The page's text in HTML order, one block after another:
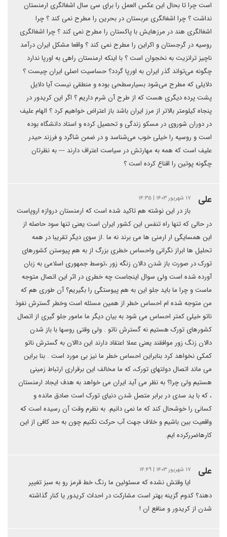
است چرا تا بحال این عکس العمل را برای سی سال اشغالگری ارمنستان
نداشت ؟ چرا اشغالگری عربستان در بحرین را مطرح نمی کند ؟ چرا
اشغالگری هند در مرزهایش با پاکستان را مطرح نمی کند ؟ چرا اشغالگری
روسیه در گرجستان و اکراین را مطرح نمی کند ؟ واقعا مشکل ایران درآمد
ناچیز ترانزیت به نخجوان است ؟ با اینکه ارمنستان راهی به اورپا ندارد
چگونه می‌تواند گذر ایران به اورپا گردد؟ حساسیت اصلی ایران چیست ؟
دلایلی که مطرح می‌شود بسیارسطحی بوده و منطقی نیست آیا دلایل
پشت پرده دیگری هست که از طرح آن شرم داریم ؟ اگر این کریدور در
پنجاه کیلومتر بالاتر از مرز ایران باشد باز اعتراض خواهیم کرد ؟ الهام علیف
در دوران شوروی در مسکو زندگی و تحصیل کرده و استاد دانشگاه بوده
است و روسیه را خیلی خوب می‌شناسد و در ضمن شاگرد و فرزند حیدر
علیف است که همه به مهارتش در سیاست اعتراف دارند --- به نظرتان
چگونه پوتین را اقناع کرده است ؟
علی ۱۷ شهریور ۱۴۰۳ | ۱۴:۳۵
باز در این نوشته هم تاکید شده است که ارمنستان دروازه اروپاست
در حالی که تنها راه تنفس این کشور ایران است یعنی تنها سود حاصله از
این همسایگی ار ارمنی ها می برند نه ما .از سوی دیگر تقریبا در همه
تحلیل ها ابراز نگرانی واحساس خطری بزرگ از به هم پیوستن کشورهای
تورک در صورت باز شدن دالان زنگه زور ،توسط جمهوری اسلامی به زبان
آورده شده است ولی سوال اینجاست چه خطری در اثر این اتصال متوجه
ماست و چرا ما باید جلو این به هم پیوستگی را بگیریم؟ آن طوری هم که
من متوجه شده ام احساس خطر از همین مسئله است وخطر گسترش نفوذ
ناتو خیلی کمتر احساس می شود به بیان دیگر ما مامور جلو گیری از اتصال
کشورهای تورک هستیم نه گسترش ناتو . ولی وقتی روسها با باز شدن
دالان زنگ زور موافقند یعنی عملا اعتقاد دارند این داالان به گسترش ناتو
کمکی نخواهد کرد بنابراین احساس خطر ما نیز بی مورد است . بنا براین
می ماند اتصال دولتهای تورک، که ما مخالف این برقراری ارتباط زمینی
هستیم ولی چرا؟ به نظر می آید ایران می خواهد به هدف ایجاد ارمنستان
، که با ید سدی در برابر متصل شدن دنیای تورک است صادق مانده و
کسانی را خوشحال کند که ما نمی دانیم. به نظرم وقت آن رسیده است که
واقعیت بین باشیم و خلاف جهت آب حرکت نکنیم چون به حد کافی از این
کارهاضررکرده ایم.
علی ۱۷ شهریور ۱۴۰۳ | ۱۴:۴۹
ایا وقتش نشده که مسئولین ما رنگ خط قرمز رو به سبز تغییر
دهند؟ کدوم گزینه بهتر است مشارکت در احداث کریدور یا کنار گذاشته
شدن از کریدور و منافع ان !